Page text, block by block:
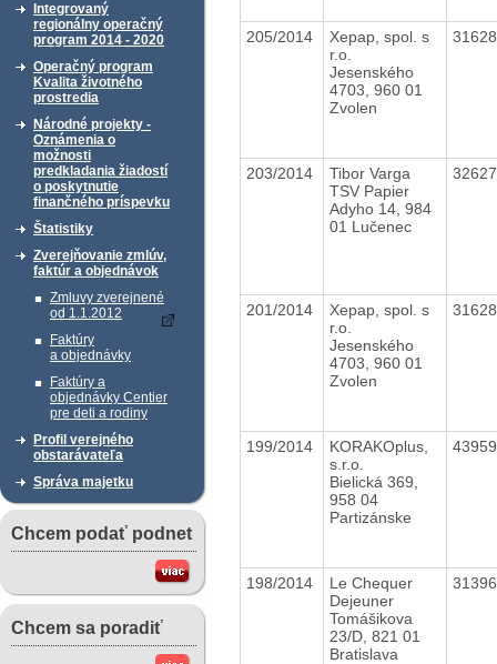
Integrovaný
regionálny operačný
program 2014 - 2020
Operačný program
Kvalita životného
prostredia
Národné projekty -
Oznámenia o
možnosti
predkladania žiadostí
o poskytnutie
finančného príspevku
Štatistiky
Zverejňovanie zmlúv,
faktúr a objednávok
Zmluvy zverejnené
od 1.1.2012
Faktúry
a objednávky
Faktúry a
objednávky Centier
pre deti a rodiny
Profil verejného
obstarávateľa
Správa majetku
Chcem podať podnet
Chcem sa poradiť
205/2014
Xepap, spol. s
r.o.
Jesenského
4703, 960 01
Zvolen
203/2014
Tibor Varga
TSV Papier
Adyho 14, 984
01 Lučenec
201/2014
Xepap, spol. s
r.o.
Jesenského
4703, 960 01
Zvolen
199/2014
KORAKOplus,
s.r.o.
Bielická 369,
958 04
Partizánske
198/2014
Le Chequer
Dejeuner
Tomášikova
23/D, 821 01
Bratislava